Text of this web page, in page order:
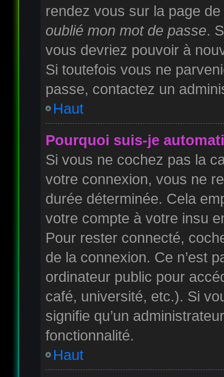
rendez vous sur la page
oublié mon mot de passe.
vous devriez pouvoir à
Si toutefois vous ne
passe, contactez un
Haut
Pourquoi suis-je
Si vous ne cochez pas la
votre connexion, vous ne
durée déterminée. Cela
votre compte à votre insu
Pour rester connecté,
de la connexion. Ce n’est
ordinateur public pour
café, université, etc.). Si
signifie qu’un
fonctionnalité.
Haut